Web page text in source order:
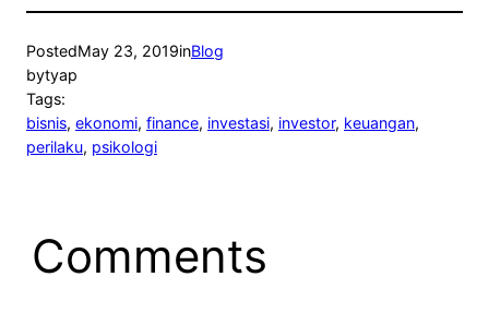
PostedMay 23, 2019inBlog
bytyap
Tags:
bisnis, ekonomi, finance, investasi, investor, keuangan
perilaku, psikologi
Comments